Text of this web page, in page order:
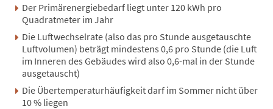
Der Primärenergiebedarf liegt unter 120 kWh pro
Quadratmeter im Jahr
Die Luftwechselrate (also das pro Stunde ausgetauschte
Luftvolumen) beträgt mindestens 0,6 pro Stunde (die Luft
im Inneren des Gebäudes wird also 0,6-mal in der Stunde
ausgetauscht)
Die Übertemperaturhäufigkeit darf im Sommer nicht über
10 % liegen